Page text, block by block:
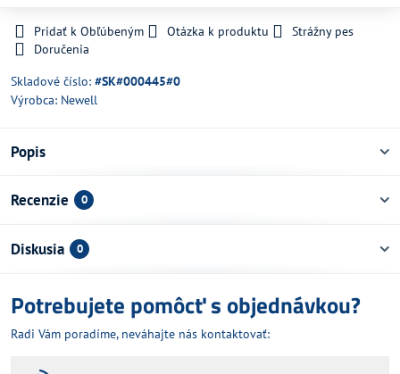
Pridať k Obľúbeným Otázka k produktu
Strážny pes
Doručenia
Skladové číslo: #SK#000445#0
Výrobca: Newell
Popis
Recenzie 0
Diskusia 0
Potrebujete pomôcť s objednávkou?
Radi Vám poradíme, neváhajte nás kontaktovať: